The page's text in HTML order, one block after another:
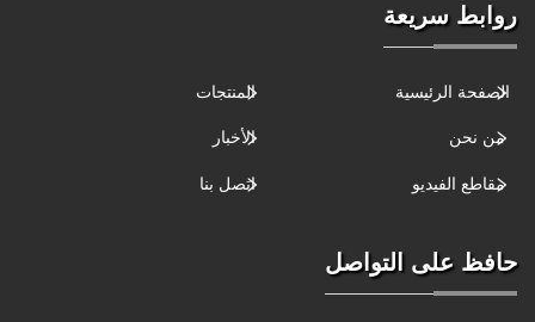
روابط سريعة
الصفحة الرئيسية المنتجات
من نحن الأخبار
مقاطع الفيديو اتصل بنا
حافظ على التواصل